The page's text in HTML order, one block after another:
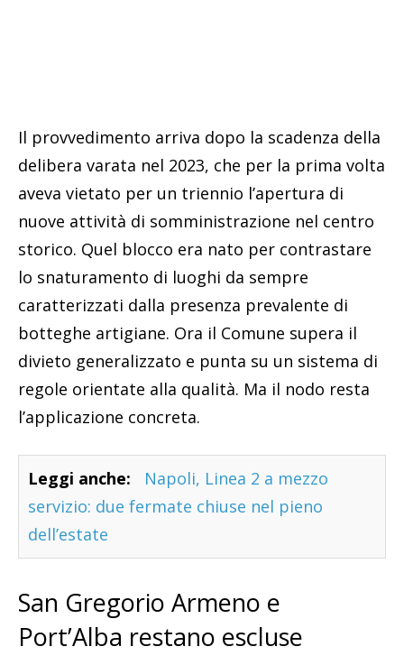
Il provvedimento arriva dopo la scadenza della
delibera varata nel 2023, che per la prima volta
aveva vietato per un triennio l’apertura di
nuove attività di somministrazione nel centro
storico. Quel blocco era nato per contrastare
lo snaturamento di luoghi da sempre
caratterizzati dalla presenza prevalente di
botteghe artigiane. Ora il Comune supera il
divieto generalizzato e punta su un sistema di
regole orientate alla qualità. Ma il nodo resta
l’applicazione concreta.
Leggi anche:
Napoli, Linea 2 a mezzo
servizio: due fermate chiuse nel pieno
dell’estate
San Gregorio Armeno e
Port’Alba restano escluse